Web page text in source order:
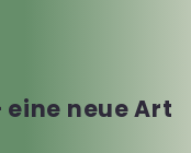
eine neue Art